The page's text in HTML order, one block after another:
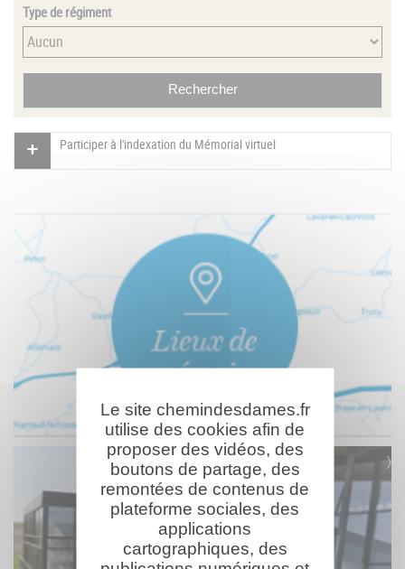
Type de régiment
Participer à l'indexation du Mémorial virtuel
Le site chemindesdames.fr
utilise des cookies afin de
proposer des vidéos, des
boutons de partage, des
remontées de contenus de
plateforme sociales, des
applications
cartographiques, des